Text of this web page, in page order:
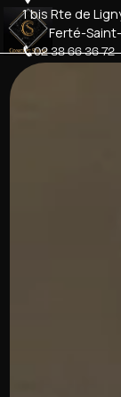
1 bis Rte de
Ferté-
02 38 66 36 72
Panneau de